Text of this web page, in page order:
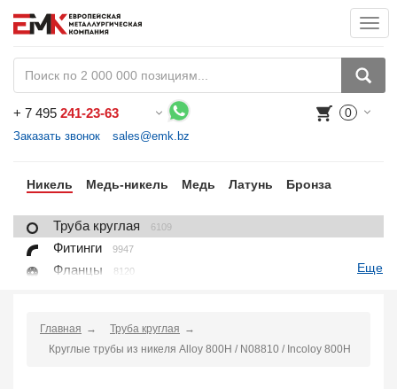
+ 7 495 241-23-63
Заказать звонок sales@emk.bz
0
Никель Медь-никель Медь Латунь Бронза
Труба круглая 6109
Фитинги 9947
Фланцы 8120
Круг 1404
Квадрат
Еще
Главная
Труба круглая
Круглые трубы из никеля Alloy 800H / N08810 / Incoloy 800H